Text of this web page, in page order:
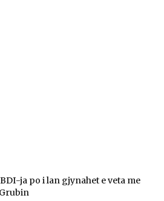
ja po i lan gjynahet e veta me